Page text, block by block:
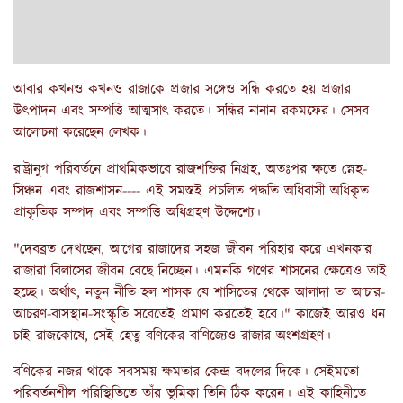
আবার কখনও কখনও রাজাকে প্রজার সঙ্গেও সন্ধি করতে হয় প্রজার
উৎপাদন এবং সম্পত্তি আত্মসাৎ করতে। সন্ধির নানান রকমফের। সেসব
আলোচনা করেছেন লেখক।
রাষ্ট্রানুগ পরিবর্তনে প্রাথমিকভাবে রাজশক্তির নিগ্রহ, অতঃপর ক্ষতে স্নেহ-
সিঞ্চন এবং রাজশাসন---- এই সমস্তই প্রচলিত পদ্ধতি অধিবাসী অধিকৃত
প্রাকৃতিক সম্পদ এবং সম্পত্তি অধিগ্রহণ উদ্দেশ্যে।
"দেবব্রত দেখছেন, আগের রাজাদের সহজ জীবন পরিহার করে এখনকার
রাজারা বিলাসের জীবন বেছে নিচ্ছেন। এমনকি গণের শাসনের ক্ষেত্রেও তাই
হচ্ছে। অর্থাৎ, নতুন নীতি হল শাসক যে শাসিতের থেকে আলাদা তা আচার-
আচরণ-বাসস্থান-সংস্কৃতি সবেতেই প্রমাণ করতেই হবে।" কাজেই আরও ধন
চাই রাজকোষে, সেই হেতু বণিকের বাণিজ্যেও রাজার অংশগ্রহণ।
বণিকের নজর থাকে সবসময় ক্ষমতার কেন্দ্র বদলের দিকে। সেইমতো
পরিবর্তনশীল পরিস্থিতিতে তাঁর ভূমিকা তিনি ঠিক করেন। এই কাহিনীতে